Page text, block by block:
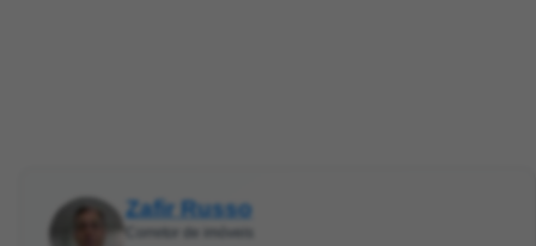
Zafir Russo
Corretor de imóveis